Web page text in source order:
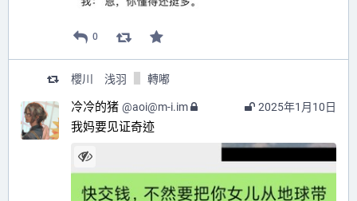
0
櫻川 浅羽 轉嘟
2025年1月10日
冷冷的猪 @aoi@m-i.im
我妈要见证奇迹